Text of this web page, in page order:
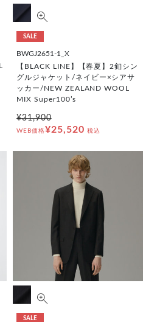
SALE
BWGJ2651-1_X
【BLACK LINE】【春夏】2釦シン
グルジャケット/ネイビー×シアサ
ッカー/NEW ZEALAND WOOL
MIX Super100’s
¥31,900
WEB価格¥25,520 税込
SALE